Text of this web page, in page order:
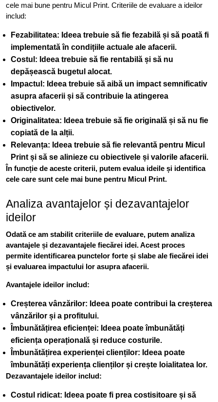
cele mai bune pentru Micul Print. Criteriile de evaluare a ideilor
includ:
Fezabilitatea: Ideea trebuie să fie fezabilă și să poată fi
implementată în condițiile actuale ale afacerii.
Costul: Ideea trebuie să fie rentabilă și să nu
depășească bugetul alocat.
Impactul: Ideea trebuie să aibă un impact semnificativ
asupra afacerii și să contribuie la atingerea
obiectivelor.
Originalitatea: Ideea trebuie să fie originală și să nu fie
copiată de la alții.
Relevanța: Ideea trebuie să fie relevantă pentru Micul
Print și să se alinieze cu obiectivele și valorile afacerii.
În funcție de aceste criterii, putem evalua ideile și identifica
cele care sunt cele mai bune pentru Micul Print.
Analiza avantajelor și dezavantajelor
ideilor
Odată ce am stabilit criteriile de evaluare, putem analiza
avantajele și dezavantajele fiecărei idei. Acest proces
permite identificarea punctelor forte și slabe ale fiecărei idei
și evaluarea impactului lor asupra afacerii.
Avantajele ideilor includ:
Creșterea vânzărilor: Ideea poate contribui la creșterea
vânzărilor și a profitului.
Îmbunătățirea eficienței: Ideea poate îmbunătăți
eficiența operațională și reduce costurile.
Îmbunătățirea experienței clienților: Ideea poate
îmbunătăți experiența clienților și crește loialitatea lor.
Dezavantajele ideilor includ:
Costul ridicat: Ideea poate fi prea costisitoare și să